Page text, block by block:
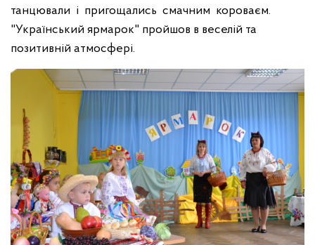
танцювали і пригощались смачним короваєм.
"Український ярмарок" пройшов в веселій та
позитивній атмосфері.